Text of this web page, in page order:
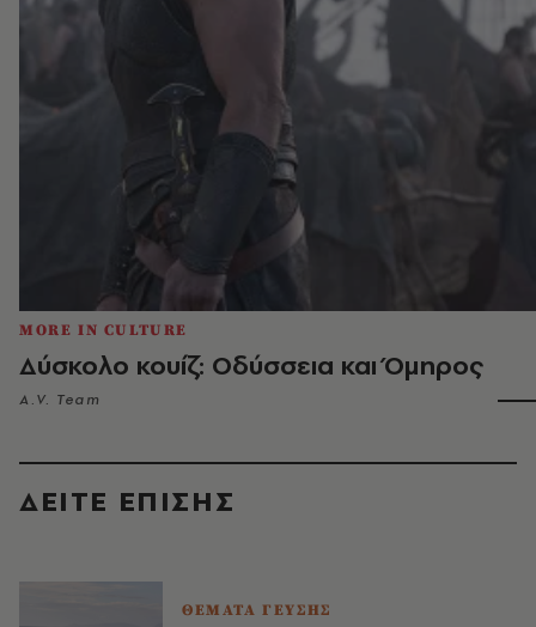
MORE IN CULTURE
Δύσκολο κουίζ: Οδύσσεια και Όμηρος
A.V. Team
ΔΕΙΤΕ ΕΠΙΣΗΣ
ΘΕΜΑΤΑ ΓΕΥΣΗΣ